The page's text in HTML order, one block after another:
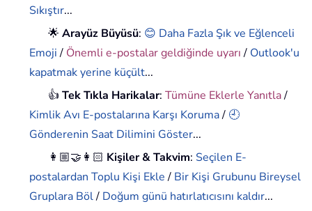
Sıkıştır...
🌟Arayüz Büyüsü: 😊 Daha Fazla Şık ve Eğlenceli
Emoji/ Önemli e-postalar geldiğinde uyarı/ Outlook'u
kapatmak yerine küçült...
👍Tek Tıkla Harikalar:Tümüne Eklerle Yanıtla/
Kimlik Avı E-postalarına Karşı Koruma/ 🕘
Gönderenin Saat Dilimini Göster...
👩🏼‍🤝‍👩🏻 Kişiler & Takvim: Seçilen E-
postalardan Toplu Kişi Ekle/ Bir Kişi Grubunu Bireysel
Gruplara Böl/ Doğum günü hatırlatıcısını kaldır...